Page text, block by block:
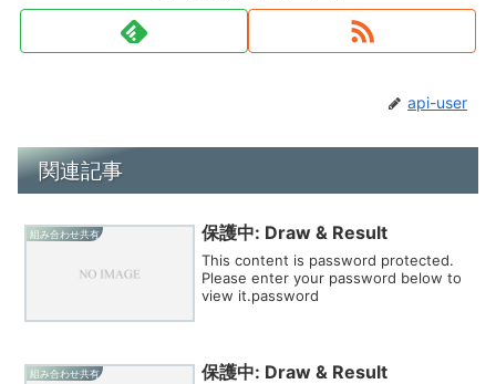
api-user
関連記事
組み合わせ共有 保護中: Draw & Result
This content is password protected.
Please enter your password below to
view it.password
組み合わせ共有 保護中: Draw & Result